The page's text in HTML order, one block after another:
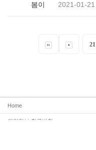
봄이 2021-01-21
21
Home
개인정보 취급방침